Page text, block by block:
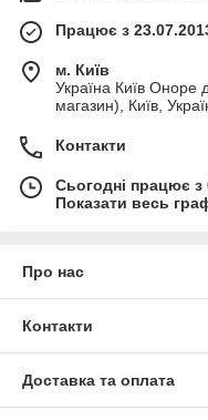
Працює з
м. Київ
Україна Київ Оноре
магазин), Київ,
Контакти
Сьогодні працює з
Показати весь
Про нас
Контакти
Доставка та оплата